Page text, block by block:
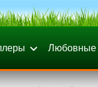
Любовные